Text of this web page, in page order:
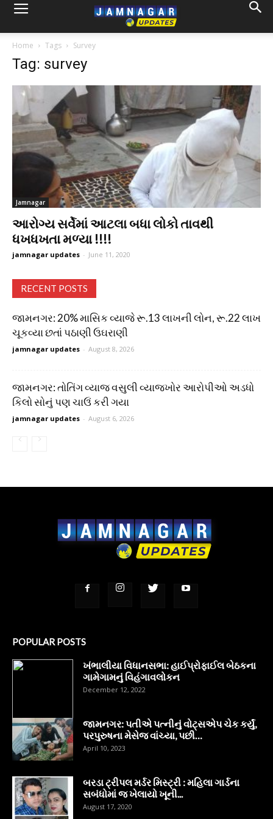
Home Tags Survey
Tag: survey
Jamnagar
આરોગ્ય સર્વેમાં આટલા બધા લોકો તાવથી
ધખધખતા મળ્યા !!!!
jamnagar updates - June 11, 2020
RECENT POSTS
જામનગર: 20% માસિક વ્યાજે રૂ.13 લાખની લોન, રૂ.22 લાખ
ચૂકવ્યા છતાં પઠાણી ઉઘરાણી
jamnagar updates - August 8, 2026
જામનગર: તોતિંગ વ્યાજ વસુલી વ્યાજખોર આરોપીઓ અડધો
કિલો સોનું પણ ચાઉં કરી ગયા
jamnagar updates - August 6, 2026
POPULAR POSTS
ખંભાલીયા વિધાનસભા: હાઈપ્રોફાઈલ બેઠકના
ગામેગામનું વિહંગાવલોકન
December 12, 2022
જામનગર: પતીએ પત્નીનું વોટ્સએપ ચેક કર્યું,
પરપુરુષના મેસેજ વાંચ્યા, પછી…
April 10, 2023
બરડા ટ્રીપલ મર્ડર મિસ્ટ્રી : મહિલા ગાર્ડના
સબંધોમાં જ ખેલાયો ખૂની...
August 17, 2020